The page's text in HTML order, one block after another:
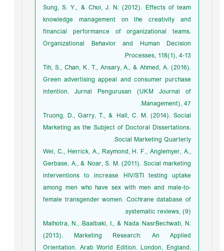
Sung, S. Y., & Choi, J. N. (2012). Effects of team
knowledge management on the creativity and
financial performance of organizational teams.
Organizational Behavior and Human Decision
Processes, 118(1), 4-13.
Tih, S., Chan, K. T., Ansary, A., & Ahmed, A. (2016).
Green advertising appeal and consumer purchase
intention. Jurnal Pengurusan (UKM Journal of
Management), 47.
Truong, D., Garry, T., & Hall, C. M. (2014). Social
Marketing as the Subject of Doctoral Dissertations.
Social Marketing Quarterly.
Wei, C., Herrick, A., Raymond, H. F., Anglemyer, A.,
Gerbase, A., & Noar, S. M. (2011). Social marketing
interventions to increase HIV/STI testing uptake
among men who have sex with men and male‐to‐
female transgender women. Cochrane database of
systematic reviews, (9).
Malhotra, N., Baalbaki, I., & Nada NasrBechwati, N.
(2013). Marketing Research: An Applied
Orientation. Arab World Edition. London, England.